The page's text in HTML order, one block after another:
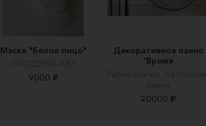
Маска "Белое лицо"
GVOZDEVA ART
9000 ₽
Декоративное панно
'Время
Panno-manno. Авторские
панно
20000 ₽